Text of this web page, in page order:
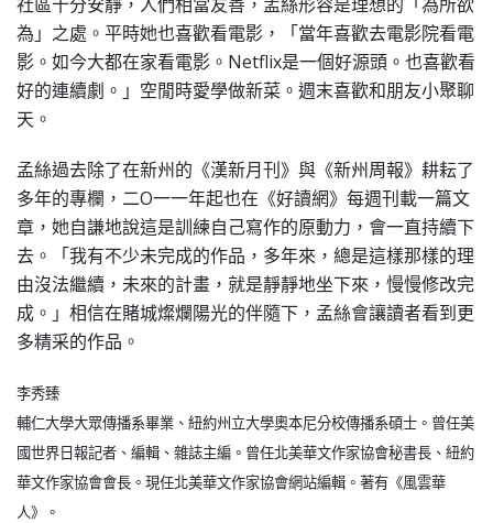
為」之處。平時她也喜歡看電影，「當年喜歡去電影院看電
影。如今大都在家看電影。Netflix是一個好源頭。也喜歡看
好的連續劇。」空閒時愛學做新菜。週末喜歡和朋友小聚聊
天。
孟絲過去除了在新州的《漢新月刊》與《新州周報》耕耘了
多年的專欄，二O一一年起也在《好讀網》每週刊載一篇文
章，她自謙地說這是訓練自己寫作的原動力，會一直持續下
去。「我有不少未完成的作品，多年來，總是這樣那樣的理
由沒法繼續，未來的計畫，就是靜靜地坐下來，慢慢修改完
成。」相信在賭城燦爛陽光的伴隨下，孟絲會讓讀者看到更
多精采的作品。
李秀臻
輔仁大學大眾傳播系畢業、紐約州立大學奧本尼分校傳播系碩士。曾任美
國世界日報記者、編輯、雜誌主編。曾任北美華文作家協會秘書長、紐約
華文作家協會會長。現任北美華文作家協會網站編輯。著有《風雲華
人》。